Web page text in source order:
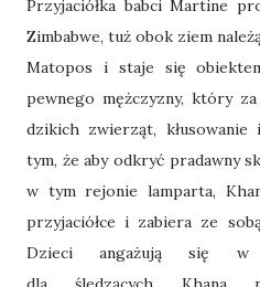
Przyjaciółka babci Martine
Zimbabwe, tuż obok ziem
Matopos i staje się
pewnego mężczyzny, który
dzikich zwierząt,
tym, że aby odkryć pradawny
w tym rejonie lamparta,
przyjaciółce i zabiera ze
Dzieci angażują się